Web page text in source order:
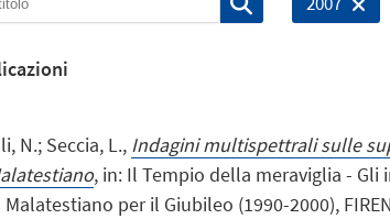
N.; Seccia, L., Indagini multispettrali sulle
, in: Il Tempio della meraviglia - Gli
per il Giubileo (1990-2000),